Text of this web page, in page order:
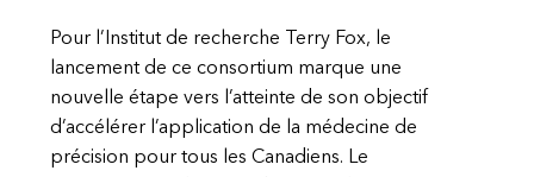
Pour l’Institut de recherche Terry Fox, le
lancement de ce consortium marque une
nouvelle étape vers l’atteinte de son objectif
d’accélérer l’application de la médecine de
précision pour tous les Canadiens. Le